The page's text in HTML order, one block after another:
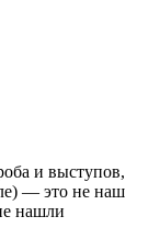
и выступов,
— это не наш
нашли